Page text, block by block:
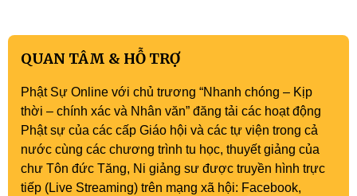
QUAN TÂM & HỖ TRỢ
Phật Sự Online với chủ trương “Nhanh chóng – Kịp
thời – chính xác và Nhân văn” đăng tải các hoạt động
Phật sự của các cấp Giáo hội và các tự viện trong cả
nước cùng các chương trình tu học, thuyết giảng của
chư Tôn đức Tăng, Ni giảng sư được truyền hình trực
tiếp (Live Streaming) trên mạng xã hội: Facebook,